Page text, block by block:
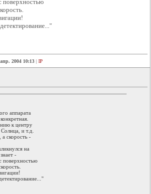
поверхностью
2004 10:13 | IP
аппарата
к центру
и т.д.
скорость -
на
-
поверхностью